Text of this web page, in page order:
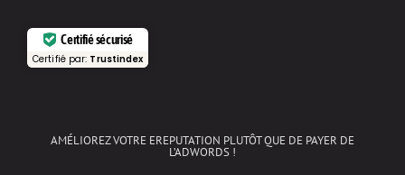
Certifié sécurisé
Certifié par: Trustindex
AMÉLIOREZ VOTRE EREPUTATION PLUTÔT QUE DE PAYER DE
L’ADWORDS !